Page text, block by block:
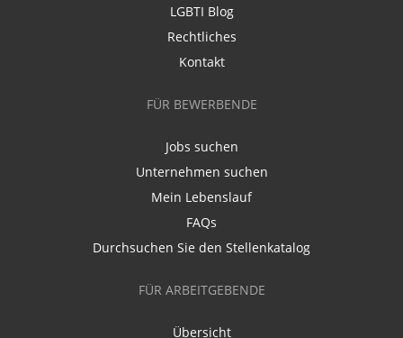
LGBTI Blog
Rechtliches
Kontakt
FÜR BEWERBENDE
Jobs suchen
Unternehmen suchen
Mein Lebenslauf
FAQs
Durchsuchen Sie den Stellenkatalog
FÜR ARBEITGEBENDE
Übersicht